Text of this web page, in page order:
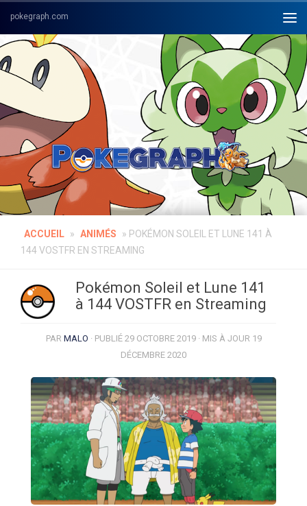
Skip to content
ACCUEIL » ANIMÉS » POKÉMON SOLEIL ET LUNE 141 À
144 VOSTFR EN STREAMING
Pokémon Soleil et Lune 141
à 144 VOSTFR en Streaming
PAR MALO · PUBLIÉ 29 OCTOBRE 2019· MIS À JOUR 19
DÉCEMBRE 2020